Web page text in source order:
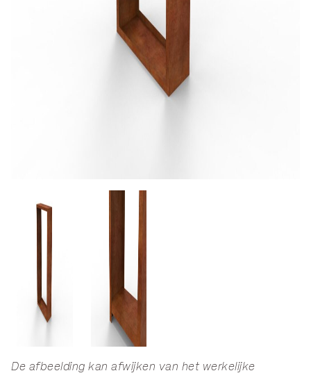
De afbeelding kan afwijken van het werkelijke